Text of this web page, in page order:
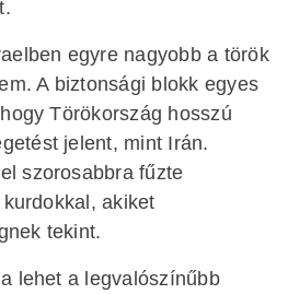
egyre nagyobb a török
A biztonsági blokk egyes
Törökország hosszú
jelent, mint Irán.
szorosabbra fűzte
akiket
tekint.
lehet a legvalószínűbb